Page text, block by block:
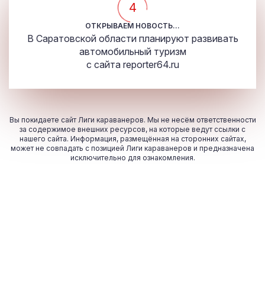
4
ОТКРЫВАЕМ НОВОСТЬ...
В Саратовской области планируют развивать
автомобильный туризм
с сайта reporter64.ru
Вы покидаете сайт Лиги караванеров. Мы не несём ответственности
за содержимое внешних ресурсов, на которые ведут ссылки с
нашего сайта. Информация, размещённая на сторонних сайтах,
может не совпадать с позицией Лиги караванеров и предназначена
исключительно для ознакомления.